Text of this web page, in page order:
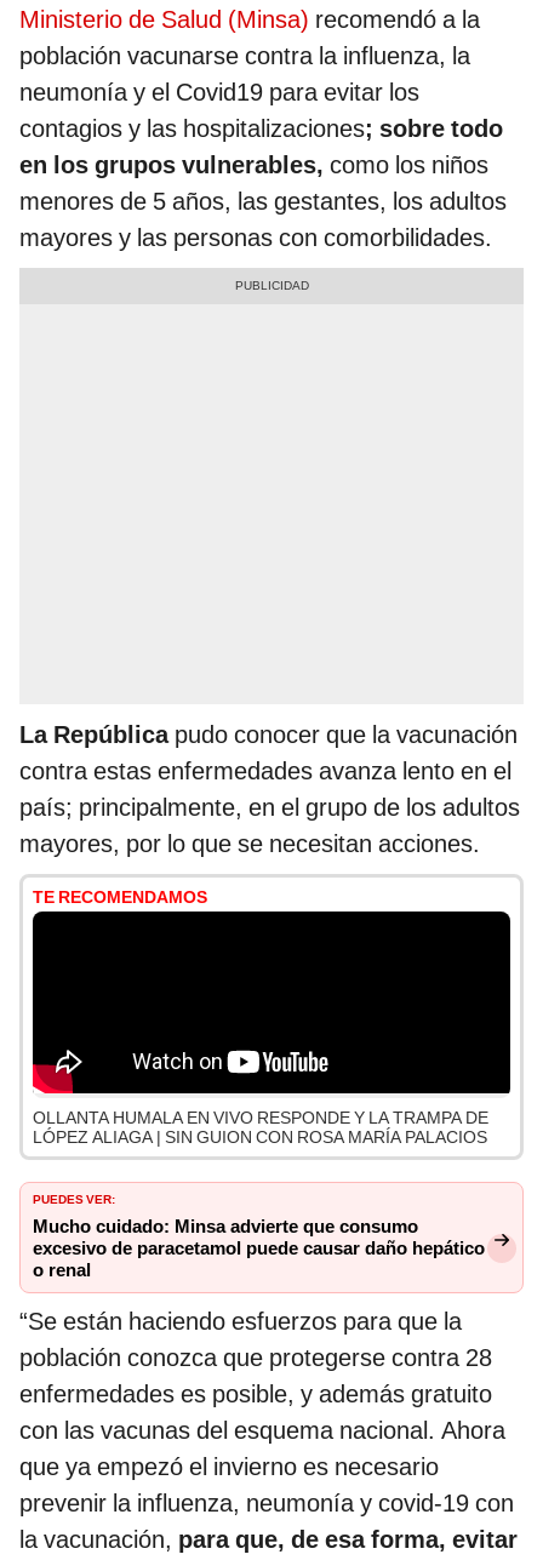
Ministerio de Salud (Minsa) recomendó a la
población vacunarse contra la influenza, la
neumonía y el Covid19 para evitar los
contagios y las hospitalizaciones; sobre todo
en los grupos vulnerables, como los niños
menores de 5 años, las gestantes, los adultos
mayores y las personas con comorbilidades.
La Repúblicapudo conocer que la vacunación
contra estas enfermedades avanza lento en el
país; principalmente, en el grupo de los adultos
mayores, por lo que se necesitan acciones.
TE RECOMENDAMOS
OLLANTA HUMALA EN VIVO RESPONDE Y LA TRAMPA DE
LÓPEZ ALIAGA | SIN GUION CON ROSA MARÍA PALACIOS
PUEDES VER:
Mucho cuidado: Minsa advierte que consumo
excesivo de paracetamol puede causar daño hepático
o renal
“Se están haciendo esfuerzos para que la
población conozca que protegerse contra 28
enfermedades es posible, y además gratuito
con las vacunas del esquema nacional. Ahora
que ya empezó el invierno es necesario
prevenir la influenza, neumonía y covid-19 con
la vacunación, para que, de esa forma, evitar